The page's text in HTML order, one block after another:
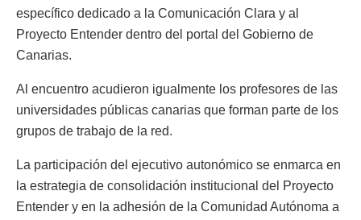
específico dedicado a la Comunicación Clara y al
Proyecto Entender dentro del portal del Gobierno de
Canarias.
Al encuentro acudieron igualmente los profesores de las
universidades públicas canarias que forman parte de los
grupos de trabajo de la red.
La participación del ejecutivo autonómico se enmarca en
la estrategia de consolidación institucional del Proyecto
Entender y en la adhesión de la Comunidad Autónoma a